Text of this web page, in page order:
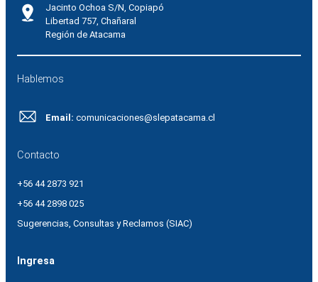
Jacinto Ochoa S/N, Copiapó
Libertad 757, Chañaral
Región de Atacama
Hablemos
Email: comunicaciones@slepatacama.cl
Contacto
+56 44 2873 921
+56 44 2898 025
Sugerencias, Consultas y Reclamos (SIAC)
Ingresa